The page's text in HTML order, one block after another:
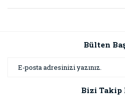
Bülten
Bizi Takip